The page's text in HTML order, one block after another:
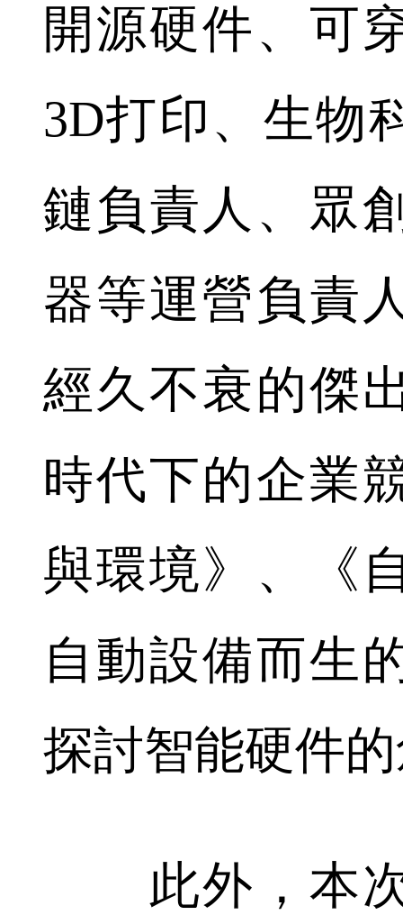
開源硬件、可
3D打印、生物
鏈負責人、眾
器等運營負責
經久不衰的傑
時代下的企業
與環境》、《
自動設備而生
探討智能硬件
此外，本次